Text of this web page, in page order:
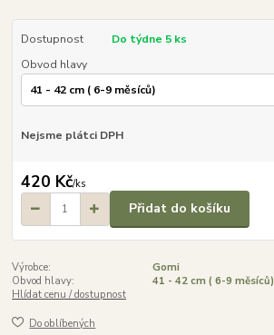
Dostupnost
Do týdne 5 ks
Obvod hlavy
Nejsme plátci DPH
420 Kč/ks
Přidat do košíku
Výrobce:
Gomi
Obvod hlavy:
41 - 42 cm ( 6-9 měsíců)
Hlídat cenu / dostupnost
Do oblíbených